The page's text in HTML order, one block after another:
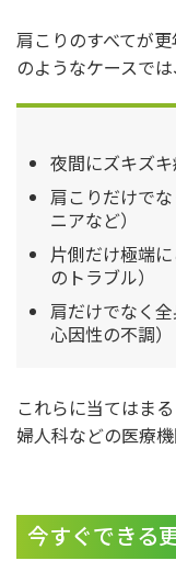
肩こりのすべてが
のようなケースで
夜間にズキズ
肩こりだけで
ニアなど）
片側だけ極端
のトラブル）
肩だけでなく
心因性の不調）
これらに当てはま
婦人科などの医療
今すぐできる